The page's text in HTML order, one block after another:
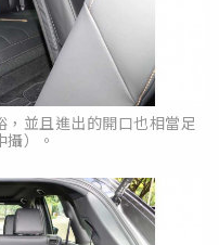
並且進出的開口也相當足
）。